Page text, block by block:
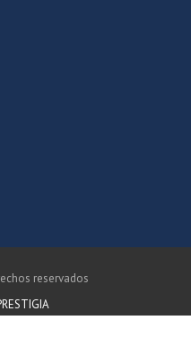
reservados